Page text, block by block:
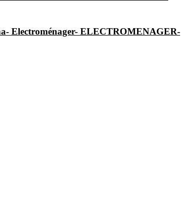
Electroménager- ELECTROMENAGER-